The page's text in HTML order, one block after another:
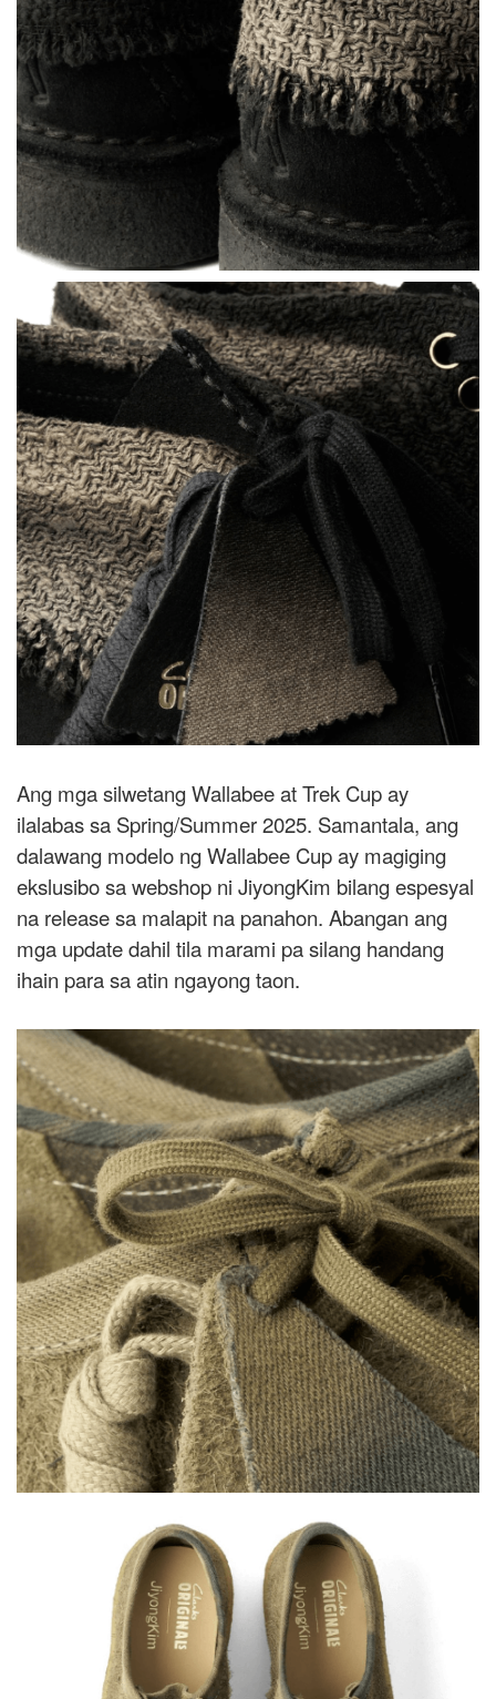
Ang mga silwetang Wallabee at Trek Cup ay
ilalabas sa Spring/Summer 2025. Samantala, ang
dalawang modelo ng Wallabee Cup ay magiging
ekslusibo sa webshop ni JiyongKim bilang espesyal
na release sa malapit na panahon. Abangan ang
mga update dahil tila marami pa silang handang
ihain para sa atin ngayong taon.